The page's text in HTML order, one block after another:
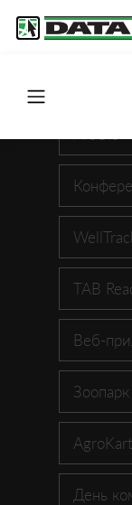
TAB
Веб-
Зоопарк
День